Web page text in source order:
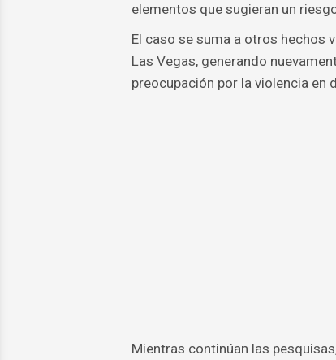
elementos que sugieran un
El caso se suma a otros hechos
Las Vegas, generando
preocupación por la violencia
Mientras continúan las